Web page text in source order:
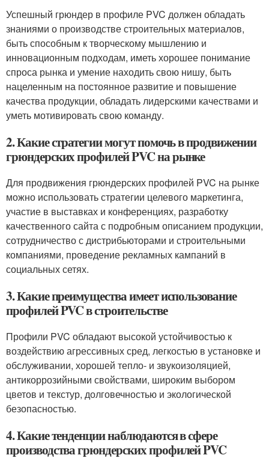
Успешный грюндер в профиле PVC должен обладать
знаниями о производстве строительных материалов,
быть способным к творческому мышлению и
инновационным подходам, иметь хорошее понимание
спроса рынка и умение находить свою нишу, быть
нацеленным на постоянное развитие и повышение
качества продукции, обладать лидерскими качествами и
уметь мотивировать свою команду.
2. Какие стратегии могут помочь в продвижении
грюндерских профилей PVC на рынке
Для продвижения грюндерских профилей PVC на рынке
можно использовать стратегии целевого маркетинга,
участие в выставках и конференциях, разработку
качественного сайта с подробным описанием продукции,
сотрудничество с дистрибьюторами и строительными
компаниями, проведение рекламных кампаний в
социальных сетях.
3. Какие преимущества имеет использование
профилей PVC в строительстве
Профили PVC обладают высокой устойчивостью к
воздействию агрессивных сред, легкостью в установке и
обслуживании, хорошей тепло- и звукоизоляцией,
антикоррозийными свойствами, широким выбором
цветов и текстур, долговечностью и экологической
безопасностью.
4. Какие тенденции наблюдаются в сфере
производства грюндерских профилей PVC